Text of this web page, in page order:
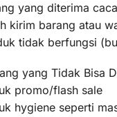
yang diterima
kirim barang atau
tidak berfungsi
yang Tidak Bisa
promo/flash sale
hygiene seperti